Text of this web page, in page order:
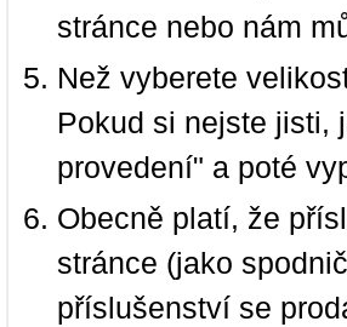
stránce nebo nám
Než vyberete
Pokud si nejste jisti,
provedení" a poté
Obecně platí, že
stránce (jako
příslušenství se